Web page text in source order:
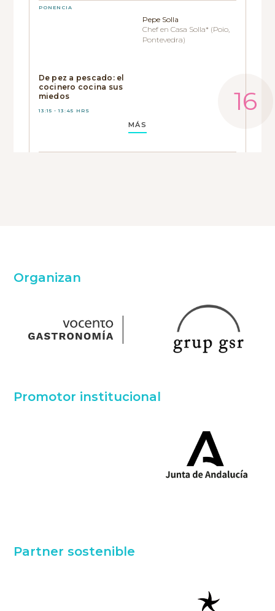
PONENCIA
De pez a pescado: el
cocinero cocina sus
miedos
13:15 - 13:45 HRS
Pepe Solla
Chef en Casa Solla* (Poio,
Pontevedra)
MÁS
Organizan
Promotor institucional
Partner sostenible